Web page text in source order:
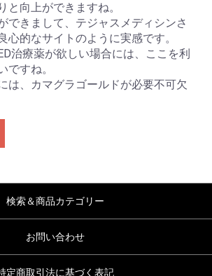
と向上ができますね。
できまして、テジャスメディシンさ
心的なサイトのように実感です。
治療薬が欲しい場合には、ここを利
ですね。
は、カマグラゴールドが必要不可欠
検索＆商品カテゴリー
お問い合わせ
定商取引法に基づく表記